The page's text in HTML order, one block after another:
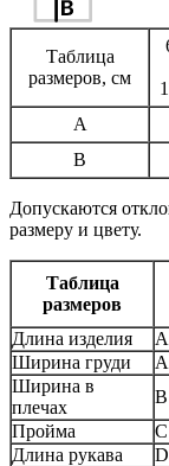
Таблица
размеров, см
A
B
Допускаются
размеру и цвету.
Таблица
размеров
Длина изделия
А
Ширина груди
Ширина в
плечах
B
Пройма
C
Длина рукава
D